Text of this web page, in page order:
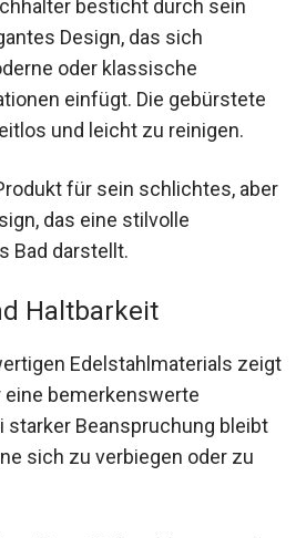
besticht durch sein
Design, das sich
oder klassische
einfügt. Die gebürstete
und leicht zu reinigen.
für sein schlichtes, aber
das eine stilvolle
Bad darstellt.
Haltbarkeit
Edelstahlmaterials zeigt
bemerkenswerte
starker Beanspruchung bleibt
sich zu verbiegen oder zu